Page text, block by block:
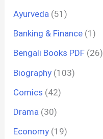
Ayurveda (51)
Banking & Finance (1)
Bengali Books PDF (26)
Biography (103)
Comics (42)
Drama (30)
Economy (19)